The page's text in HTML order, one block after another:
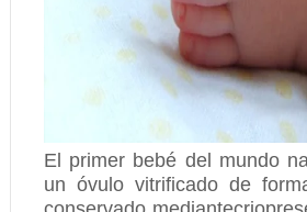
El primer bebé del mundo
un óvulo vitrificado de